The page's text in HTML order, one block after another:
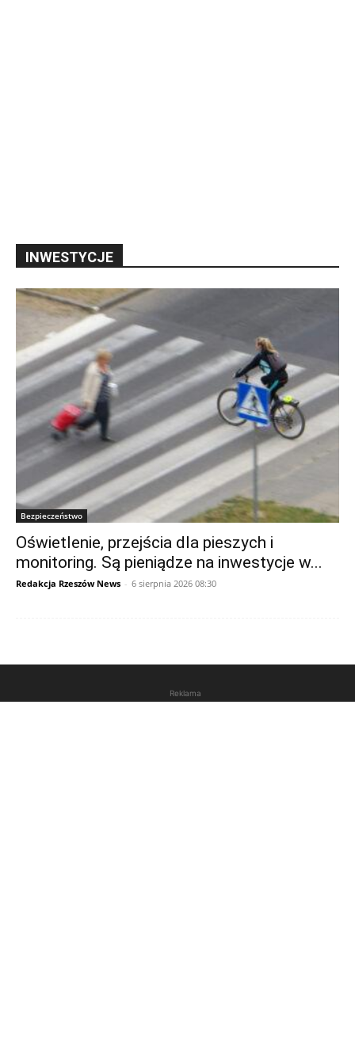
INWESTYCJE
Bezpieczeństwo
Oświetlenie, przejścia dla pieszych i
monitoring. Są pieniądze na inwestycje w...
Redakcja Rzeszów News - 6 sierpnia 2026 08:30
Reklama